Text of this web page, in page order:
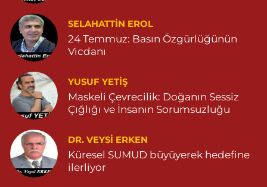
Demhat Eczanesi
POYRAZ MAHALLE MARDİN-DİYARBAKIR CADDE NO:94B
04825112785
0 (482) 511 27 85
Ömerli Eczanesi
YENİ MAHALLE HASTANE CADDESİ 3086 SOKAK NO:7 2
04825413333
0 (482) 541 33 33 Yol Tarifi Al
Büşra Eczanesi
SELAHATTIN EROL
24 Temmuz: Basın Özgürlüğünün
Vicdanı
YUSUF YETİŞ
Maskeli Çevrecilik: Doğanın Sessiz
Çığlığı ve İnsanın Sorumsuzluğu
DR. VEYSI ERKEN
Küresel SUMUD büyüyerek hedefine
ilerliyor